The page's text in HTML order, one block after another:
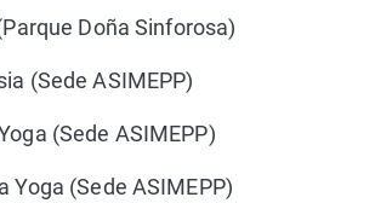
Doña Sinforosa)
(Sede ASIMEPP)
(Sede ASIMEPP)
Yoga (Sede ASIMEPP)